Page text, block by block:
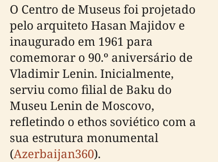
O Centro de Museus foi projetado
pelo arquiteto Hasan Majidov e
inaugurado em 1961 para
comemorar o 90.º aniversário de
Vladimir Lenin. Inicialmente,
serviu como filial de Baku do
Museu Lenin de Moscovo,
refletindo o ethos soviético com a
sua estrutura monumental
(Azerbaijan360).